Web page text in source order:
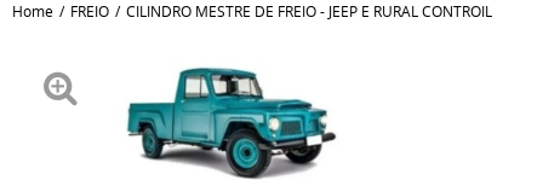
Home FREIO CILINDRO MESTRE DE FREIO - JEEP E RURAL CONTROIL